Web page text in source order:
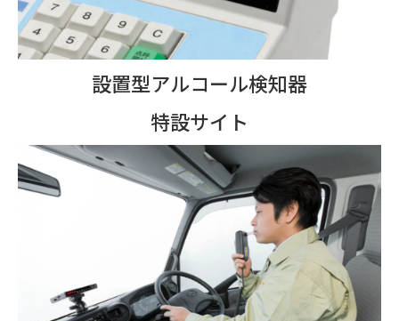
設置型アルコール検知器
特設サイト